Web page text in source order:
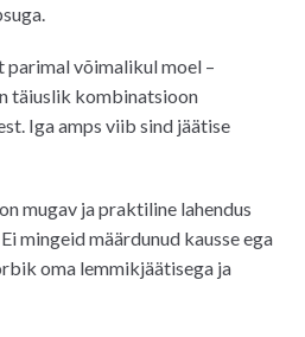
võimalikul moel –
täiuslik kombinatsioon
Iga amps viib sind jäätise
mugav ja praktiline lahendus
mingeid määrdunud kausse ega
oma lemmikjäätisega ja